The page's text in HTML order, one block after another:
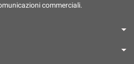
commerciali.